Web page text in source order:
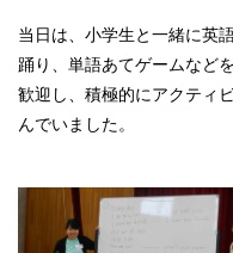
当日は、小学生と一緒に英
踊り、単語あてゲームなど
歓迎し、積極的にアクティ
んでいました。